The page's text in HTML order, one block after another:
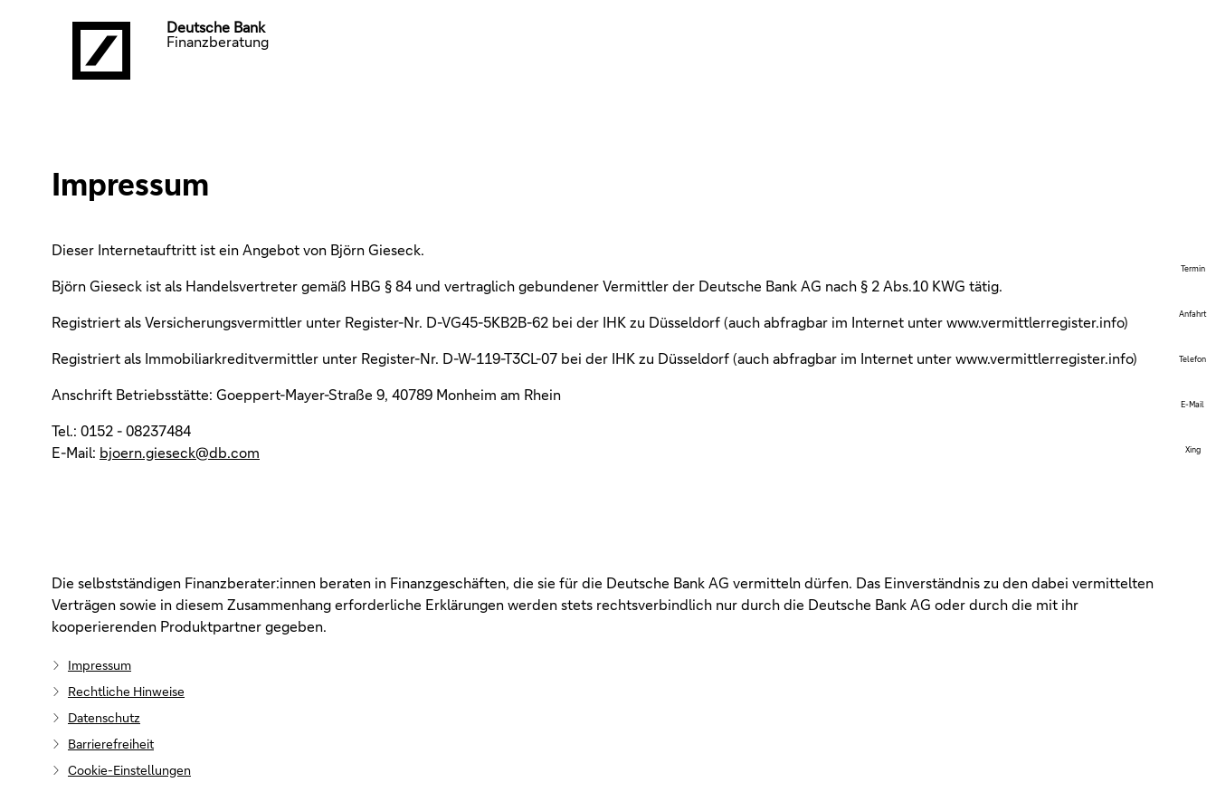
Deutsche Bank
Finanzberatung
Termin
Anfahrt
Telefon
E-Mail
Xing
Impressum
Dieser Internetauftritt ist ein Angebot von Björn Gieseck.
Björn Gieseck ist als Handelsvertreter gemäß HBG § 84 und vertraglich gebundener Vermittler der Deutsche Bank AG nach § 2 Abs.10 KWG tätig.
Registriert als Versicherungsvermittler unter Register-Nr. D-VG45-5KB2B-62 bei der IHK zu Düsseldorf (auch abfragbar im Internet unter www.vermittlerregister.info)
Registriert als Immobiliarkreditvermittler unter Register-Nr. D-W-119-T3CL-07 bei der IHK zu Düsseldorf (auch abfragbar im Internet unter www.vermittlerregister.info)
Anschrift Betriebsstätte: Goeppert-Mayer-Straße 9, 40789 Monheim am Rhein
Tel.: 0152 - 08237484
E-Mail: bjoern.gieseck@db.com
Die selbstständigen Finanzberater:innen beraten in Finanzgeschäften, die sie für die Deutsche Bank AG vermitteln dürfen. Das Einverständnis zu den dabei vermittelten
Verträgen sowie in diesem Zusammenhang erforderliche Erklärungen werden stets rechtsverbindlich nur durch die Deutsche Bank AG oder durch die mit ihr
kooperierenden Produktpartner gegeben.
Impressum
Rechtliche Hinweise
Datenschutz
Barrierefreiheit
Cookie-Einstellungen